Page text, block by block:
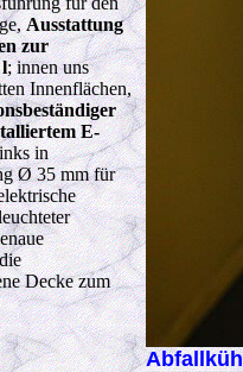
Ausstattung
zur
l; innen uns
Innenflächen,
E-
in
Ø 35 mm für
Decke zum